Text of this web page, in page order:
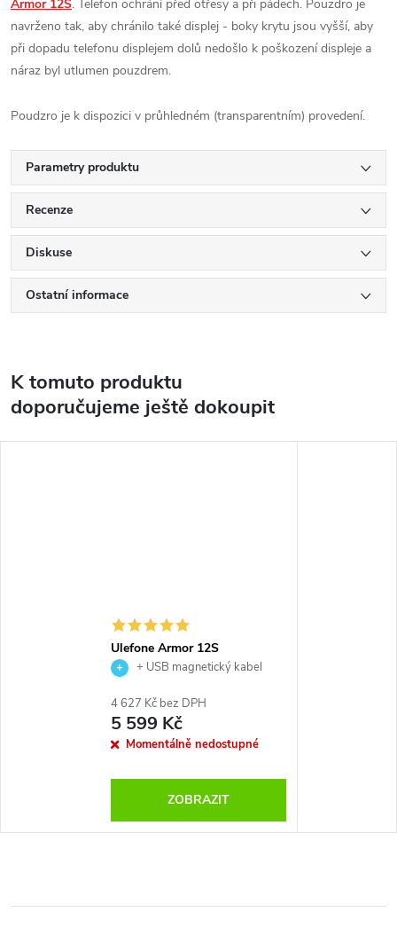
Armor 12S. Telefon ochrání před otřesy a při pádech. Pouzdro je
navrženo tak, aby chránilo také displej - boky krytu jsou vyšší, aby
při dopadu telefonu displejem dolů nedošlo k poškození displeje a
náraz byl utlumen pouzdrem.
Poudzro je k dispozici v průhledném (transparentním) provedení.
Parametry produktu
Recenze
Diskuse
Ostatní informace
K tomuto produktu
doporučujeme ještě dokoupit
Ulefone Armor 12S
+ USB magnetický kabel
4 627 Kč bez DPH
5 599 Kč
Momentálně nedostupné
ZOBRAZIT